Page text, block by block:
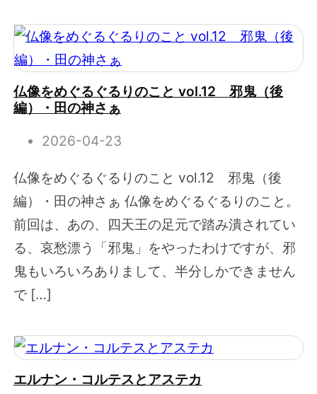
仏像をめぐるぐるりのこと vol.12 邪鬼（後
編）・田の神さぁ
2026-04-23
仏像をめぐるぐるりのこと vol.12 邪鬼（後
編）・田の神さぁ 仏像をめぐるぐるりのこと。
前回は、あの、四天王の足元で踏み潰されてい
る、哀愁漂う「邪鬼」をやったわけですが、邪
鬼もいろいろありまして、半分しかできません
で […]
エルナン・コルテスとアステカ